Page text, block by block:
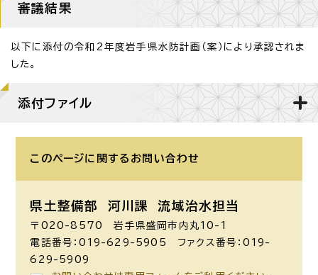
審議結果
以下に添付の令和2年度岩手県水防計画（案）により承認されま
した。
添付ファイル
このページに関する お問い合わせ
県土整備部 河川課 流域治水担当
〒020-8570 岩手県盛岡市内丸10-1
電話番号：019-629-5905 ファクス番号：019-
629-5909